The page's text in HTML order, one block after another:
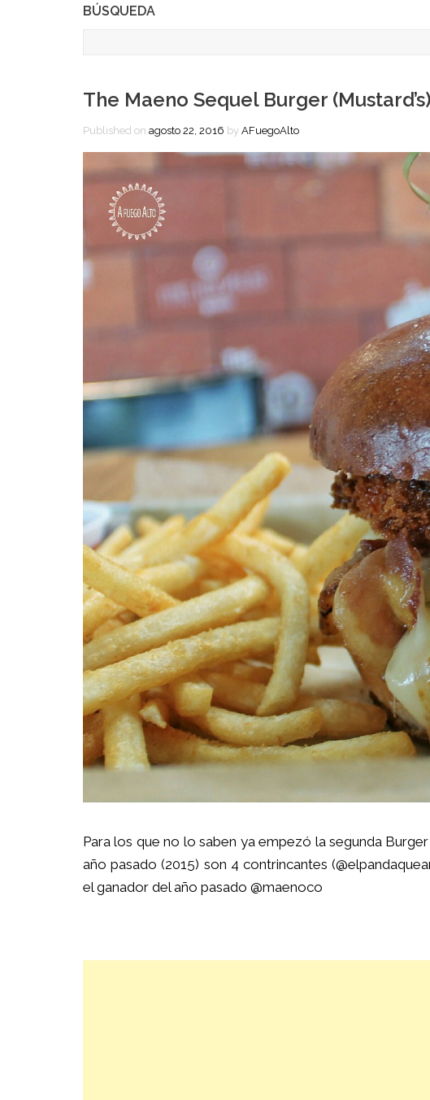
BÚSQUEDA
The Maeno Sequel Burger (Mustard’s)
Published on agosto 22, 2016 by AFuegoAlto
Para los que no lo saben ya empezó la segunda
año pasado (2015) son 4 contrincantes (
el ganador del año pasado @maenoco